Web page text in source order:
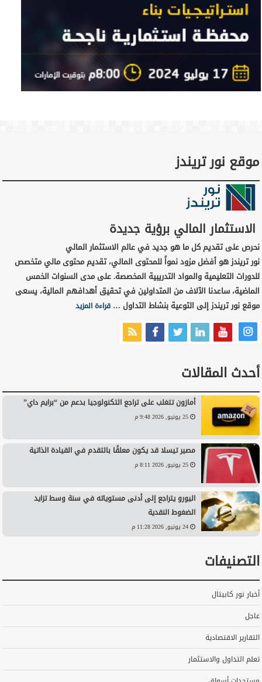
موقع نور تريندز
الاستثمار المالي برؤية جديدة
نحرص على تقديم كل ما هو جديد في عالم الاستثمار المالي
نور تريندز هو أفضل مزود نمواً للمحتوى المالي، تقديم محتوى مالي متخصص
للدورات التعليمية والمواد التدريبية المخصصة. على مدى السنوات الخمس
الماضية، ساعدنا الآلاف من المتداولين في تحقيق أهدافهم المالية، يسعى
موقع نور تريندز إلى التوعية بنشاط التداول …قراءة المزيد
أحدث المقالات
أمازون تتغلب على تراجع التكنولوجيا بدعم من “برايم داي”
25 يونيو, 2026 9:48 م
مصير تيسلا قد يكون معلقًا بالتقدم في القيادة الذاتية
25 يونيو, 2026 8:11 م
اليورو يتراجع إلى أدنى مستوياته في سنة وسط تزايد
الضغوط النقدية
24 يونيو, 2026 11:28 م
التصنيفات
أخبار نور كابيتال
عاجل
التقارير الاقتصادية
تعلم التداول والاستثمار